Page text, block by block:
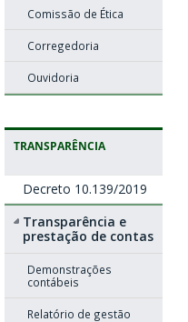
Comissão de Ética
Corregedoria
Ouvidoria
TRANSPARÊNCIA
Decreto 10.139/2019
Transparência e
prestação de contas
Demonstrações
contábeis
Relatório de gestão